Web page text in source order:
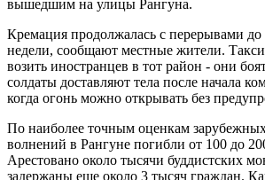
вышедшим на улицы Рангуна.
Кремация продолжалась с перерывами
недели, сообщают местные жители.
возить иностранцев в тот район - они
солдаты доставляют тела после начала
когда огонь можно открывать без
По наиболее точным оценкам
волнений в Рангуне погибли от 100 до
Арестовано около тысячи буддистских
задержаны еще около 3 тысяч граждан.